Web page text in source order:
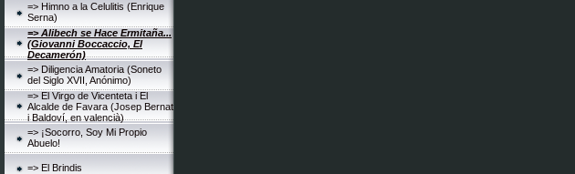
=> Himno a la Celulitis (Enrique
Serna)
=> Alibech se Hace Ermitaña...
(Giovanni Boccaccio, El
Decamerón)
=> Diligencia Amatoria (Soneto
del Siglo XVII, Anónimo)
=> El Virgo de Vicenteta i El
Alcalde de Favara (Josep Bernat
i Baldoví, en valencià)
=> ¡Socorro, Soy Mi Propio
Abuelo!
=> El Brindis